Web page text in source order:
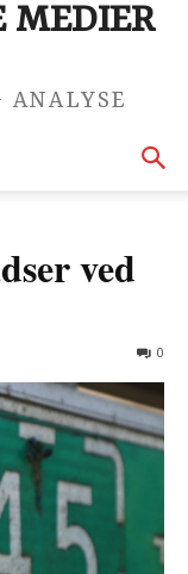
MEDIER
ANALYSE
ved
0